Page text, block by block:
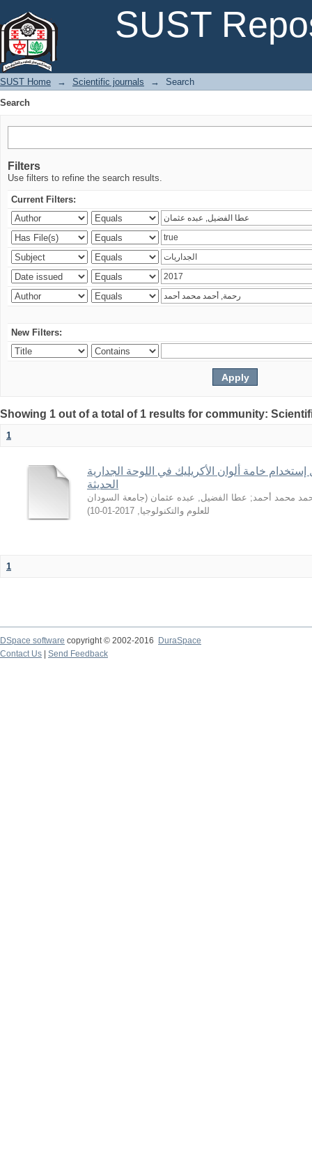
SUST
SUST Home → Scientific journals →
Search
Search
Filters
Use filters to refine the search results.
Current Filters:
New Filters:
Showing 1 out of a total of 1 results for community:
1
خامة ألوان الأكريليك في اللوحة الجدارية
الحديثة
محمد أحمد; عطا الفضيل, عبده عثمان (جامعة السودان
للعلوم والتكنولوجيا,
2017-01-10
)
1
DSpace software copyright © 2002-2016
DuraSpace
Contact Us
Send Feedback